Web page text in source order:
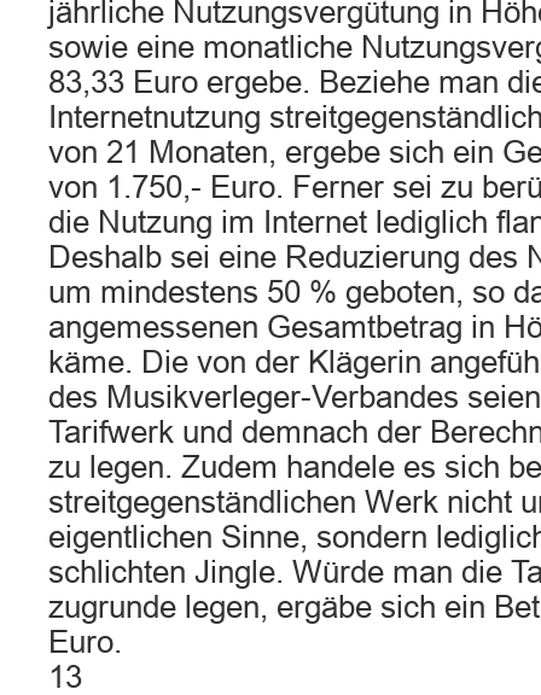
jährliche Nutzungsvergütung in
sowie eine monatliche
83,33 Euro ergebe. Beziehe man
Internetnutzung
von 21 Monaten, ergebe sich ein
von 1.750,- Euro. Ferner sei zu
die Nutzung im Internet lediglich
Deshalb sei eine Reduzierung des
um mindestens 50 % geboten, so
angemessenen Gesamtbetrag in
käme. Die von der Klägerin
des Musikverleger-Verbandes
Tarifwerk und demnach der
zu legen. Zudem handele es sich
streitgegenständlichen Werk nicht
eigentlichen Sinne, sondern
schlichten Jingle. Würde man die
zugrunde legen, ergäbe sich ein
Euro.
13